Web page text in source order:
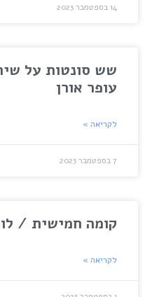
14 בספטמבר 2023
שש סונטות על
עופר אורן
לקריאה »
7 בספטמבר 2023
קומה חמישית /
לקריאה »